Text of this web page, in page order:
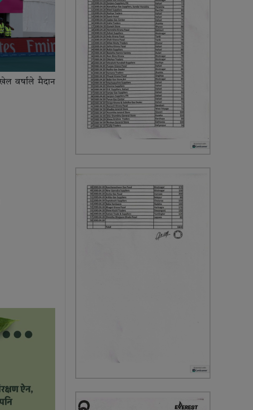
वर्षाले मैदान